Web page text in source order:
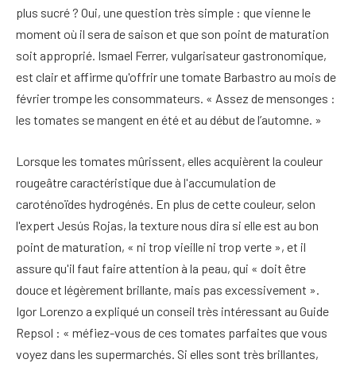
plus sucré ? Oui, une question très simple : que vienne le
moment où il sera de saison et que son point de maturation
soit approprié. Ismael Ferrer, vulgarisateur gastronomique,
est clair et affirme qu'offrir une tomate Barbastro au mois de
février trompe les consommateurs. « Assez de mensonges :
les tomates se mangent en été et au début de l’automne. »
Lorsque les tomates mûrissent, elles acquièrent la couleur
rougeâtre caractéristique due à l'accumulation de
caroténoïdes hydrogénés. En plus de cette couleur, selon
l'expert Jesús Rojas, la texture nous dira si elle est au bon
point de maturation, « ni trop vieille ni trop verte », et il
assure qu'il faut faire attention à la peau, qui « doit être
douce et légèrement brillante, mais pas excessivement ».
Igor Lorenzo a expliqué un conseil très intéressant au Guide
Repsol : « méfiez-vous de ces tomates parfaites que vous
voyez dans les supermarchés. Si elles sont très brillantes,